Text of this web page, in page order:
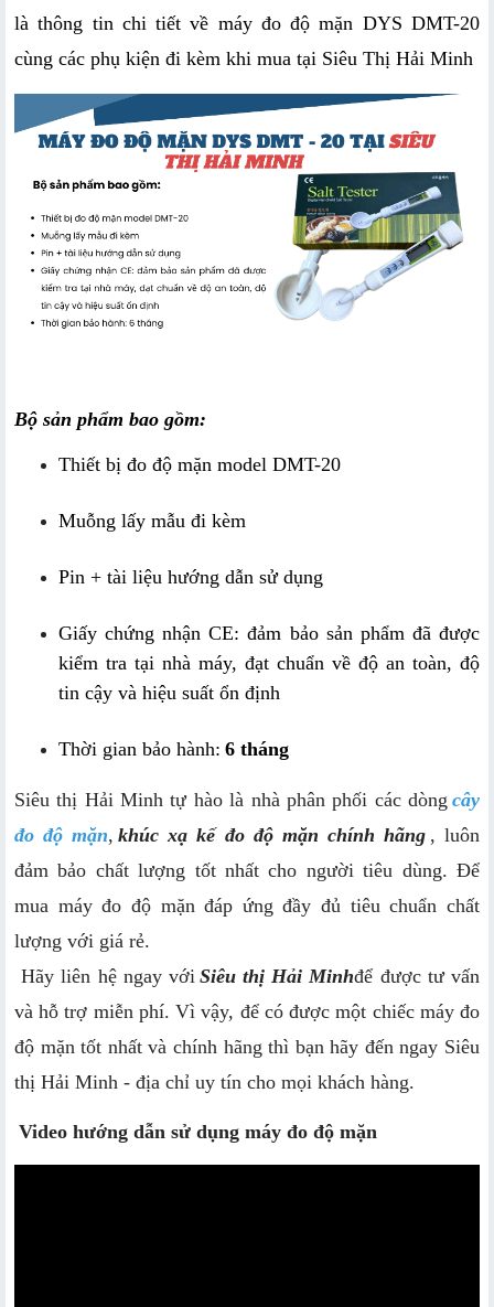
là thông tin chi tiết về máy đo độ mặn DYS DMT-20
cùng các phụ kiện đi kèm khi mua tại Siêu Thị Hải Minh
Bộ sản phẩm bao gồm:
Thiết bị đo độ mặn model DMT-20
Muỗng lấy mẫu đi kèm
Pin + tài liệu hướng dẫn sử dụng
Giấy chứng nhận CE: đảm bảo sản phẩm đã được
kiểm tra tại nhà máy, đạt chuẩn về độ an toàn, độ
tin cậy và hiệu suất ổn định
Thời gian bảo hành: 6 tháng
Siêu thị Hải Minh tự hào là nhà phân phối các dòng cây
đo độ mặn, khúc xạ kế đo độ mặn chính hãng , luôn
đảm bảo chất lượng tốt nhất cho người tiêu dùng. Để
mua máy đo độ mặn đáp ứng đầy đủ tiêu chuẩn chất
lượng với giá rẻ.
Hãy liên hệ ngay với Siêu thị Hải Minhđể được tư vấn
và hỗ trợ miễn phí. Vì vậy, để có được một chiếc máy đo
độ mặn tốt nhất và chính hãng thì bạn hãy đến ngay Siêu
thị Hải Minh - địa chỉ uy tín cho mọi khách hàng.
Video hướng dẫn sử dụng máy đo độ mặn